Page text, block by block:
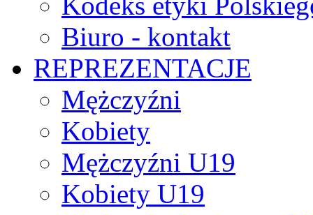
Biuro - kontakt
REPREZENTACJE
Mężczyźni
Kobiety
Mężczyźni U19
Kobiety U19